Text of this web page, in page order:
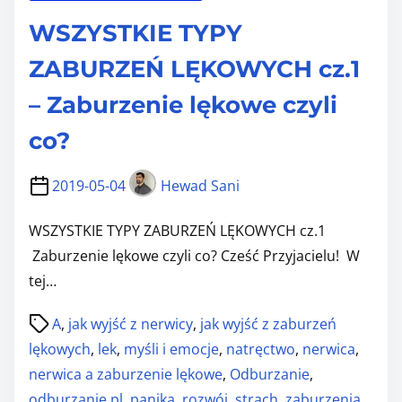
w
n
e
i
e
z
?
i
e
i
z
b
o
ę
p
o
WSZYSTKIE TYPY
ZABURZEŃ LĘKOWYCH cz.1
– Zaburzenie lękowe czyli
co?
2019-05-04 Hewad Sani
WSZYSTKIE TYPY ZABURZEŃ LĘKOWYCH cz.1
Zaburzenie lękowe czyli co? Cześć Przyjacielu! W
tej…
A, jak wyjść z nerwicy, jak wyjść z zaburzeń
lękowych, lek, myśli i emocje, natręctwo, nerwica,
nerwica a zaburzenie lękowe, Odburzanie,
P
o
s
t